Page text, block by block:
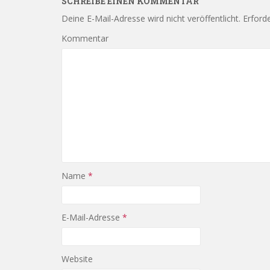
Deine E-Mail-Adresse wird nicht veröffentlicht.
Kommentar
Name *
E-Mail-Adresse *
Website